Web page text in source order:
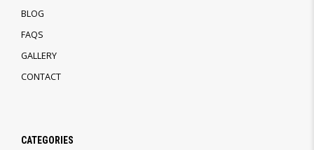
BLOG
FAQS
GALLERY
CONTACT
CATEGORIES